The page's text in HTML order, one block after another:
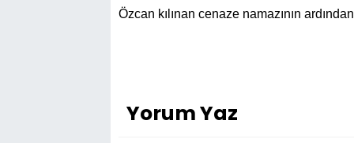
Özcan kılınan cenaze namazının
Yorum Yaz